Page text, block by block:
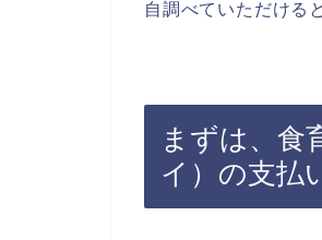
自調べていただける
まずは、食
イ）の支払